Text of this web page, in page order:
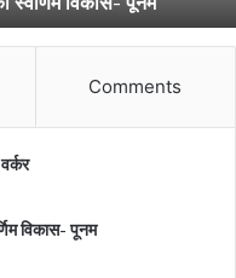
Comments
विकास- पूनम